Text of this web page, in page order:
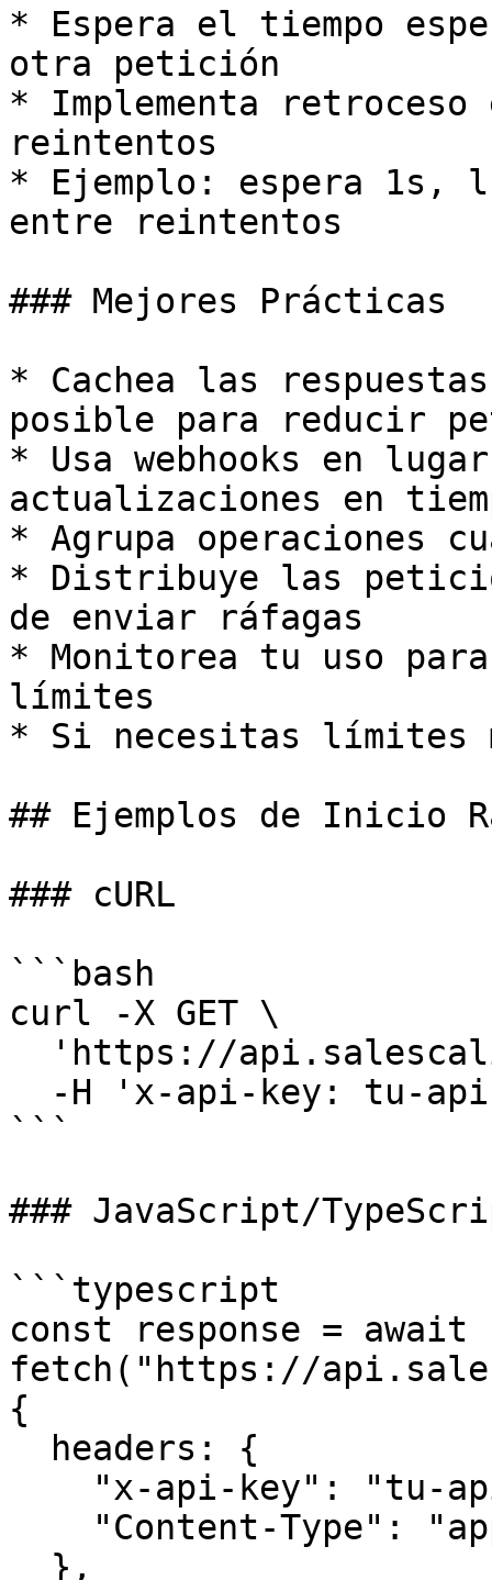
* Espera el tiempo
otra petición
* Implementa
reintentos
* Ejemplo: espera 1s,
entre reintentos
### Mejores Prácticas
* Cachea las
posible para reducir
* Usa webhooks en
actualizaciones en
* Agrupa operaciones
* Distribuye las
de enviar ráfagas
* Monitorea tu uso
límites
* Si necesitas límites
## Ejemplos de Inicio
### cURL
```bash
curl -X GET \
```
### JavaScript/
```typescript
const response = await
fetch("https://
{